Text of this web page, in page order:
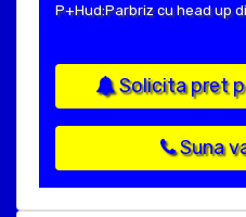
P+Hud:Parbriz cu head up
Solicita pret
Suna